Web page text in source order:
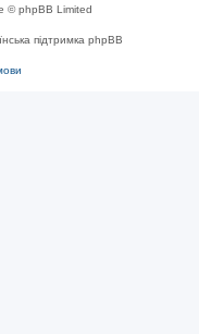
© phpBB Limited
підтримка phpBB